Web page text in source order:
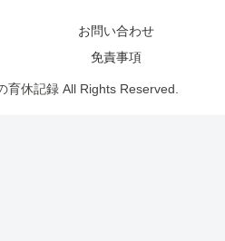
お問い合わせ
免責事項
休記録 All Rights Reserved.